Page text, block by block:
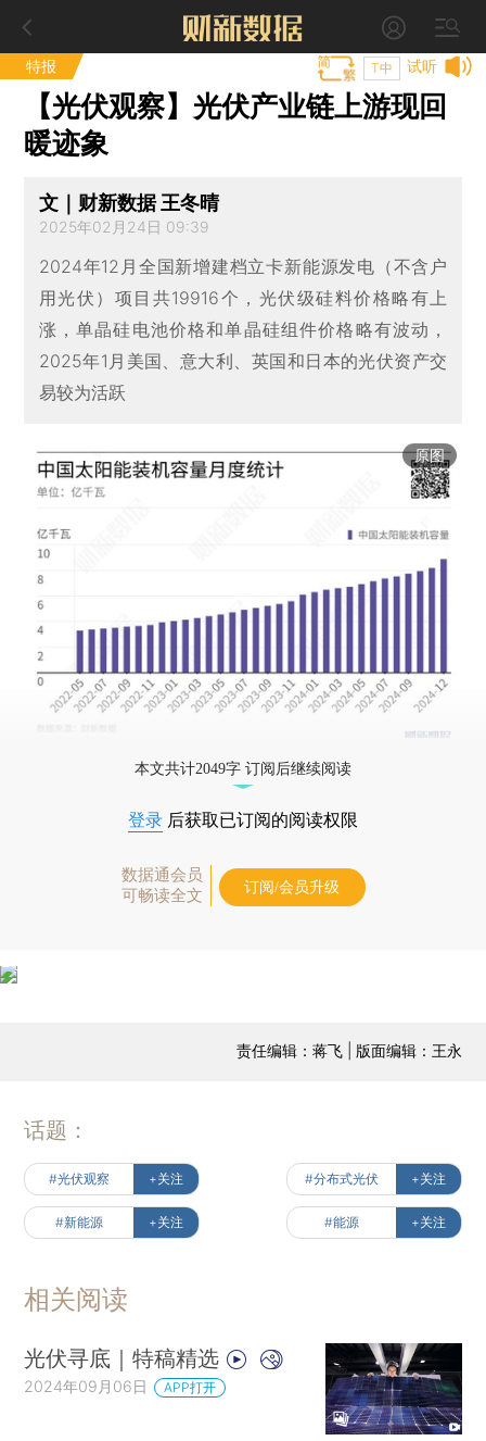
特报 试听
T中
【光伏观察】光伏产业链上游现回
暖迹象
文｜财新数据 王冬晴
2025年02月24日 09:39
2024年12月全国新增建档立卡新能源发电（不含户
用光伏）项目共19916个，光伏级硅料价格略有上
涨，单晶硅电池价格和单晶硅组件价格略有波动，
2025年1月美国、意大利、英国和日本的光伏资产交
易较为活跃
原图
本文共计2049字 订阅后继续阅读
登录 后获取已订阅的阅读权限
数据通会员
可畅读全文
订阅/会员升级
责任编辑：蒋飞 | 版面编辑：王永
话题：
#光伏观察 +关注 #分布式光伏 +关注
#新能源 +关注 #能源 +关注
相关阅读
光伏寻底｜特稿精选
2024年09月06日 APP打开